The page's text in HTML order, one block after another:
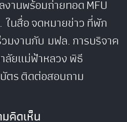
งานพร้อมถ่ายทอดMFU
ในสื่อจดหมายข่าวที่พัก
มงานกับ มฟล.การบริจาค
ลัยแม่ฟ้าหลวงพิธี
ตรติดต่อสอบถาม
คิดเห็น